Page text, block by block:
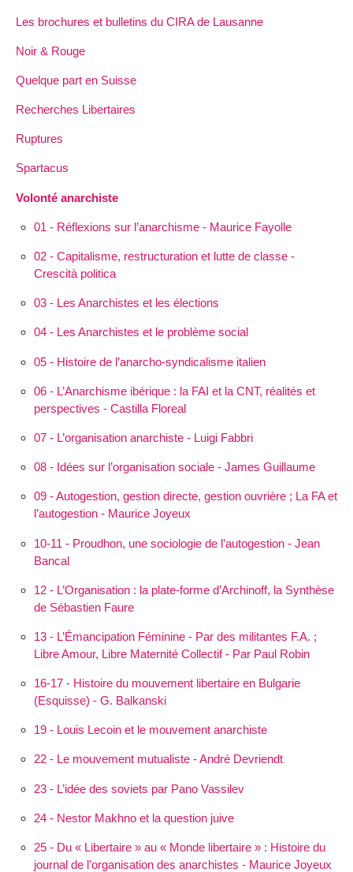
Les brochures et bulletins du CIRA de Lausanne
Noir & Rouge
Quelque part en Suisse
Recherches Libertaires
Ruptures
Spartacus
Volonté anarchiste
01 - Réflexions sur l’anarchisme - Maurice Fayolle
02 - Capitalisme, restructuration et lutte de classe -
Crescità politica
03 - Les Anarchistes et les élections
04 - Les Anarchistes et le problème social
05 - Histoire de l’anarcho-syndicalisme italien
06 - L’Anarchisme ibérique : la FAI et la CNT, réalités et
perspectives - Castilla Floreal
07 - L’organisation anarchiste - Luigi Fabbri
08 - Idées sur l’organisation sociale - James Guillaume
09 - Autogestion, gestion directe, gestion ouvrière ; La FA et
l’autogestion - Maurice Joyeux
10-11 - Proudhon, une sociologie de l’autogestion - Jean
Bancal
12 - L’Orga­nisation : la plate-forme d’Archinoff, la Synthèse
de Sébastien Faure
13 - L’Éman­cipation Féminine - Par des militantes F.A. ;
Libre Amour, Libre Maternité Collectif - Par Paul Robin
16-17 - Histoire du mouvement libertaire en Bulgarie
(Esquisse) - G. Balkanski
19 - Louis Lecoin et le mouvement anarchiste
22 - Le mouvement mutualiste - André Devriendt
23 - L’idée des soviets par Pano Vassilev
24 - Nestor Makhno et la question juive
25 - Du « Libertaire » au « Monde libertaire » : Histoire du
journal de l’organisation des anarchistes - Maurice Joyeux